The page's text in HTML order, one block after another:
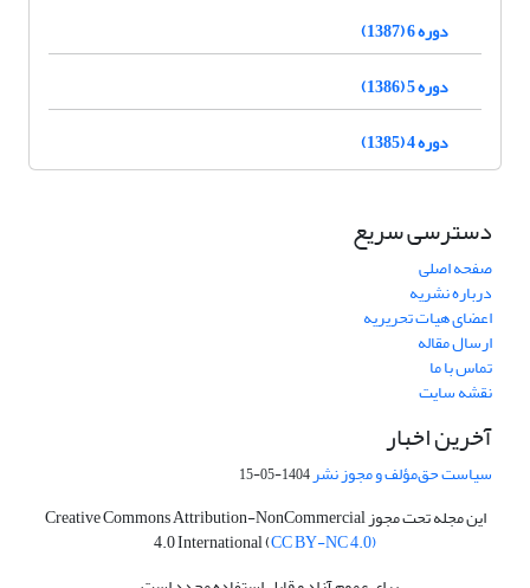
دوره 6 (1387)
دوره 5 (1386)
دوره 4 (1385)
دسترسی سریع
صفحه اصلی
درباره نشریه
اعضای هیات تحریریه
ارسال مقاله
تماس با ما
نقشه سایت
آخرین اخبار
سیاست حق‌مؤلف و مجوز نشر1404-05-15
این مجله تحت مجوز Creative Commons Attribution-NonCommercial
4.0 International (CC BY-NC 4.0)